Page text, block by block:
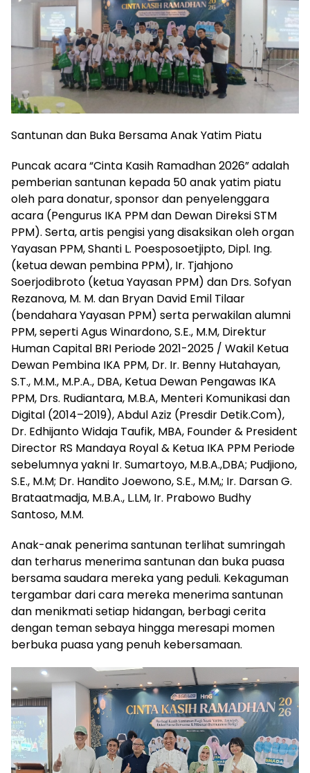
Santunan dan Buka Bersama Anak Yatim Piatu
Puncak acara “Cinta Kasih Ramadhan 2026” adalah
pemberian santunan kepada 50 anak yatim piatu
oleh para donatur, sponsor dan penyelenggara
acara (Pengurus IKA PPM dan Dewan Direksi STM
PPM). Serta, artis pengisi yang disaksikan oleh organ
Yayasan PPM, Shanti L. Poesposoetjipto, Dipl. Ing.
(ketua dewan pembina PPM), Ir. Tjahjono
Soerjodibroto (ketua Yayasan PPM) dan Drs. Sofyan
Rezanova, M. M. dan Bryan David Emil Tilaar
(bendahara Yayasan PPM) serta perwakilan alumni
PPM, seperti Agus Winardono, S.E., M.M, Direktur
Human Capital BRI Periode 2021-2025 / Wakil Ketua
Dewan Pembina IKA PPM, Dr. Ir. Benny Hutahayan,
S.T., M.M., M.P.A., DBA, Ketua Dewan Pengawas IKA
PPM, Drs. Rudiantara, M.B.A, Menteri Komunikasi dan
Digital (2014–2019), Abdul Aziz (Presdir Detik.Com),
Dr. Edhijanto Widaja Taufik, MBA, Founder & President
Director RS Mandaya Royal & Ketua IKA PPM Periode
sebelumnya yakni Ir. Sumartoyo, M.B.A.,DBA; Pudjiono,
S.E., M.M; Dr. Handito Joewono, S.E., M.M,; Ir. Darsan G.
Brataatmadja, M.B.A., L.LM, Ir. Prabowo Budhy
Santoso, M.M.
Anak-anak penerima santunan terlihat sumringah
dan terharus menerima santunan dan buka puasa
bersama saudara mereka yang peduli. Kekaguman
tergambar dari cara mereka menerima santunan
dan menikmati setiap hidangan, berbagi cerita
dengan teman sebaya hingga meresapi momen
berbuka puasa yang penuh kebersamaan.